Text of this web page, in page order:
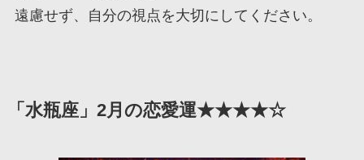
遠慮せず、自分の視点を大切にしてください。
「水瓶座」2月の恋愛運★★★★☆